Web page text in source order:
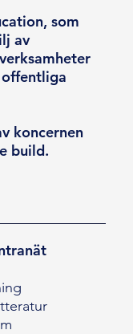
som
av
koncernen
build.